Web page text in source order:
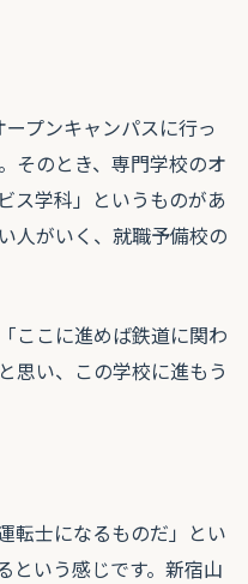
プンキャンパスに行っ
そのとき、専門学校のオ
ス学科」というものがあ
人がいく、就職予備校の
ここに進めば鉄道に関わ
思い、この学校に進もう
転士になるものだ」とい
という感じです。新宿山